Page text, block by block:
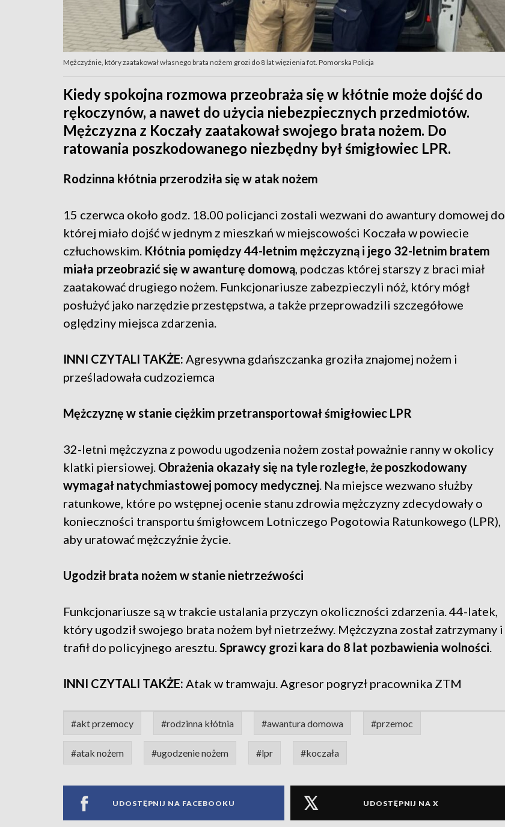
Mężczyźnie, który zaatakował własnego brata nożem grozi do 8 lat więzienia fot. Pomorska Policja
Kiedy spokojna rozmowa przeobraża się w kłótnie może dojść do
rękoczynów, a nawet do użycia niebezpiecznych przedmiotów.
Mężczyzna z Koczały zaatakował swojego brata nożem. Do
ratowania poszkodowanego niezbędny był śmigłowiec LPR.
Rodzinna kłótnia przerodziła się w atak nożem
15 czerwca około godz. 18.00 policjanci zostali wezwani do awantury domowej do
której miało dojść w jednym z mieszkań w miejscowości Koczała w powiecie
człuchowskim. Kłótnia pomiędzy 44-letnim mężczyzną i jego 32-letnim bratem
miała przeobrazić się w awanturę domową, podczas której starszy z braci miał
zaatakować drugiego nożem. Funkcjonariusze zabezpieczyli nóż, który mógł
posłużyć jako narzędzie przestępstwa, a także przeprowadzili szczegółowe
oględziny miejsca zdarzenia.
INNI CZYTALI TAKŻE: Agresywna gdańszczanka groziła znajomej nożem i
prześladowała cudzoziemca
Mężczyznę w stanie ciężkim przetransportował śmigłowiec LPR
32-letni mężczyzna z powodu ugodzenia nożem został poważnie ranny w okolicy
klatki piersiowej. Obrażenia okazały się na tyle rozległe, że poszkodowany
wymagał natychmiastowej pomocy medycznej. Na miejsce wezwano służby
ratunkowe, które po wstępnej ocenie stanu zdrowia mężczyzny zdecydowały o
konieczności transportu śmigłowcem Lotniczego Pogotowia Ratunkowego (LPR),
aby uratować mężczyźnie życie.
Ugodził brata nożem w stanie nietrzeźwości
Funkcjonariusze są w trakcie ustalania przyczyn okoliczności zdarzenia. 44-latek,
który ugodził swojego brata nożem był nietrzeźwy. Mężczyzna został zatrzymany i
trafił do policyjnego aresztu.Sprawcy grozi kara do 8 lat pozbawienia wolności.
INNI CZYTALI TAKŻE: Atak w tramwaju. Agresor pogryzł pracownika ZTM
#akt przemocy #rodzinna kłótnia #awantura domowa #przemoc
#atak nożem #ugodzenie nożem #lpr #koczała
UDOSTĘPNIJ NA FACEBOOKU UDOSTĘPNIJ NA X